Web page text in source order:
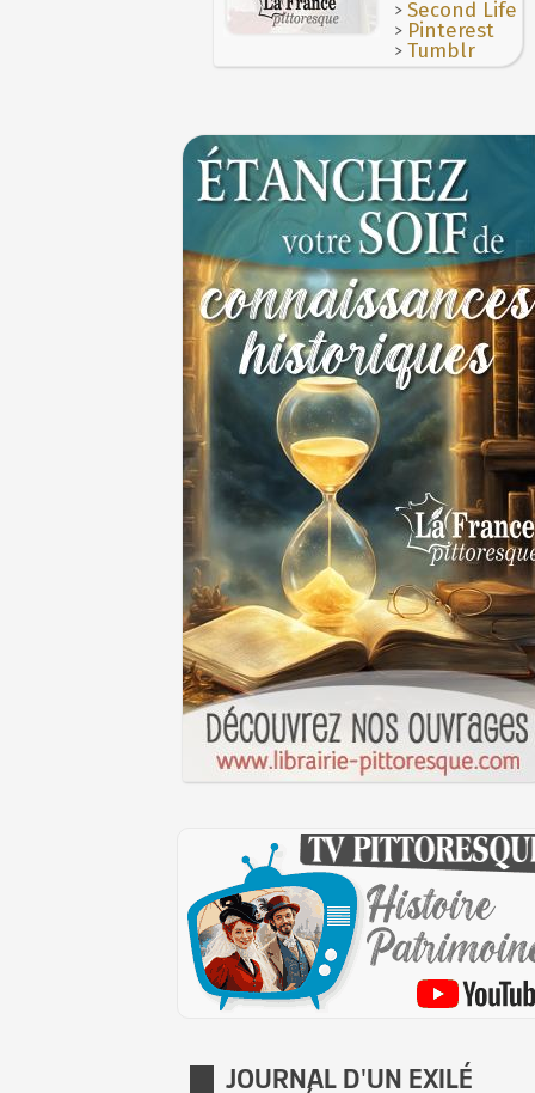
JOURNAL D'UN EXILÉ
4 juillet 1465 : ordonnance imposant la
lanternes dans les rues 4 JUILLET
3 JUILLET
>Second Life
> Pinterest
>Tumblr